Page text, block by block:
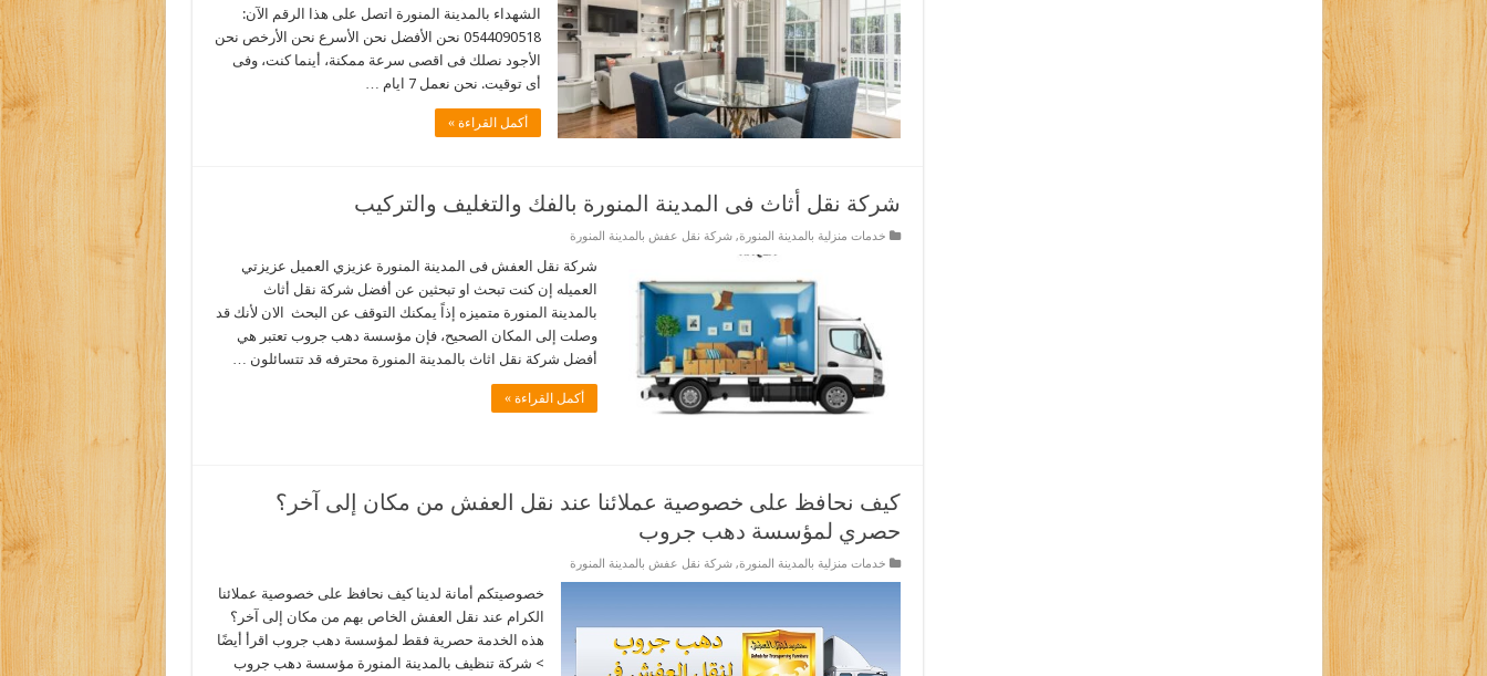
الشهداء بالمدينة المنورة اتصل على هذا الرقم الآن:
0544090518 نحن الأفضل نحن الأسرع نحن الأرخص نحن
الأجود نصلك فى اقصى سرعة ممكنة، أينما كنت، وفى
أى توقيت. نحن نعمل 7 ايام …
أكمل القراءة »
شركة نقل أثاث فى المدينة المنورة بالفك والتغليف والتركيب
خدمات منزلية بالمدينة المنورة,شركة نقل عفش بالمدينة المنورة
شركة نقل العفش فى المدينة المنورة عزيزي العميل عزيزتي
العميله إن كنت تبحث او تبحثين عن أفضل شركة نقل أثاث
بالمدينة المنورة متميزه إذاً يمكنك التوقف عن البحث الان لأنك قد
وصلت إلى المكان الصحيح، فإن مؤسسة دهب جروب تعتبر هي
أفضل شركة نقل اثاث بالمدينة المنورة محترفه قد تتسائلون …
أكمل القراءة »
كيف نحافظ على خصوصية عملائنا عند نقل العفش من مكان إلى آخر؟
حصري لمؤسسة دهب جروب
خدمات منزلية بالمدينة المنورة,شركة نقل عفش بالمدينة المنورة
خصوصيتكم أمانة لدينا كيف نحافظ على خصوصية عملائنا
الكرام عند نقل العفش الخاص بهم من مكان إلى آخر؟
هذه الخدمة حصرية فقط لمؤسسة دهب جروب اقرأ أيضًا
> شركة تنظيف بالمدينة المنورة مؤسسة دهب جروب